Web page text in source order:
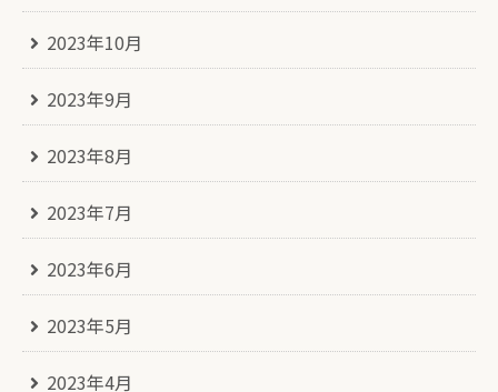
2023年10月
2023年9月
2023年8月
2023年7月
2023年6月
2023年5月
2023年4月